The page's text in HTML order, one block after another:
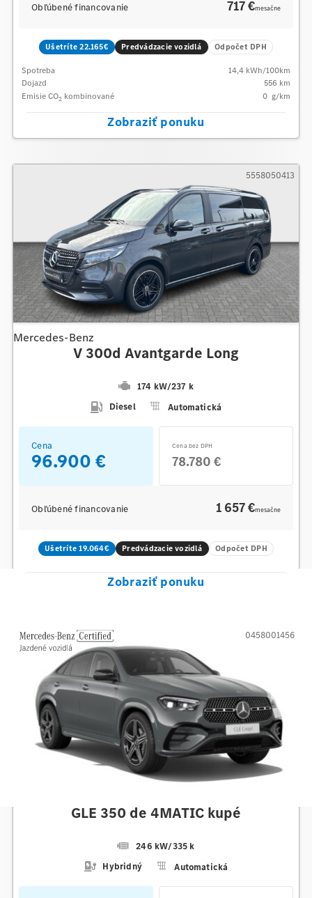
Obľúbené financovanie 717 €mesačne
Ušetríte 22.165€ Predvádzacie vozidlá Odpočet DPH
Spotreba 14,4 kWh/100km
Dojazd
556 km
Emisie CO2 kombinované 0 g/km
Zobraziť ponuku
Mercedes-Benz
V 300d Avantgarde Long
174 kW/237 k
Diesel
Automatická
5558050413
Cena
96.900 €
Cena bez DPH
78.780 €
Obľúbené financovanie 1 657 €mesačne
Ušetríte 19.064€ Predvádzacie vozidlá Odpočet DPH
Zobraziť ponuku
GLE 350 de 4MATIC kupé
246 kW/335 k
Hybridný
Automatická
0458001456